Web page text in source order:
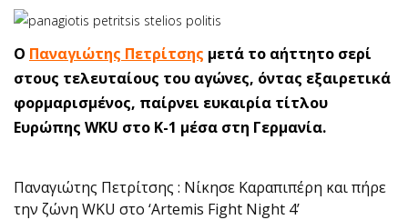
Ο Παναγιώτης Πετρίτσης μετά το αήττητο σερί
στους τελευταίους του αγώνες, όντας εξαιρετικά
φορμαρισμένος, παίρνει ευκαιρία τίτλου
Ευρώπης WKU στο Κ-1 μέσα στη Γερμανία.
Παναγιώτης Πετρίτσης : Νίκησε Καραπιπέρη και πήρε
την ζώνη WKU στο ‘Artemis Fight Night 4’